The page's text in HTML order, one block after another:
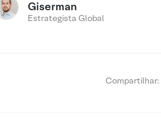
Giserman
Estrategista Global
Compartilhar: